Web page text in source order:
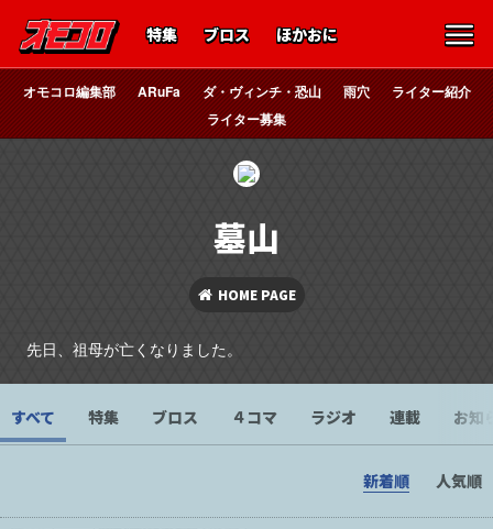
特集 ブロス ほかおに
オモコロ編集部 ARuFa ダ・ヴィンチ・恐山 雨穴
ライター紹介
ライター募集
墓山
HOME PAGE
先日、祖母が亡くなりました。
すべて 特集 ブロス ４コマ ラジオ 連載 お知
新着順 人気順